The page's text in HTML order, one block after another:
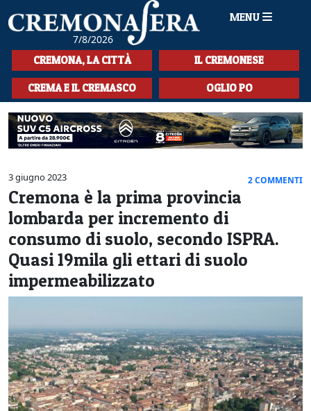
7/8/2026
MENU
HOME
CRONACA
SPORT
LA MUSICA
CULTURA
LA STORIA
L'EDITORIALE
SEZIONI
CREMONA, LA CITTÀ IL CREMONESE
CREMA E IL CREMASCO OGLIO PO
3 giugno 2023 2 COMMENTI
Cremona è la prima provincia
lombarda per incremento di
consumo di suolo, secondo ISPRA.
Quasi 19mila gli ettari di suolo
impermeabilizzato